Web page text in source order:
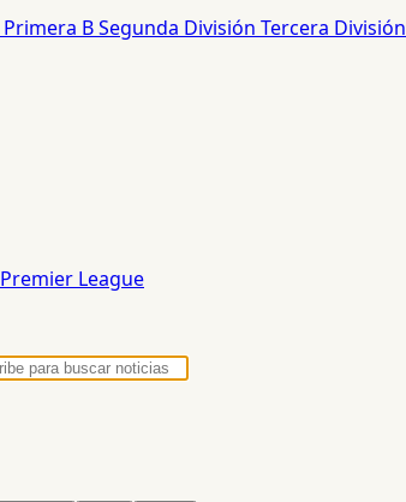
Primera BSegunda División Tercera División
Premier League